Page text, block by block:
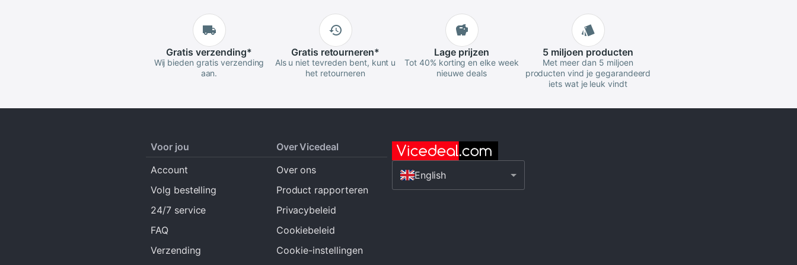
Gratis verzending*
Wij bieden gratis verzending
aan.
Gratis retourneren*
Als u niet tevreden bent, kunt u
het retourneren
Lage prijzen
Tot 40% korting en elke week
nieuwe deals
5 miljoen producten
Met meer dan 5 miljoen
producten vind je gegarandeerd
iets wat je leuk vindt
Voor jou
Account
Volg bestelling
24/7 service
FAQ
Verzending
Over Vicedeal
Over ons
Product rapporteren
Privacybeleid
Cookiebeleid
Cookie-instellingen
English